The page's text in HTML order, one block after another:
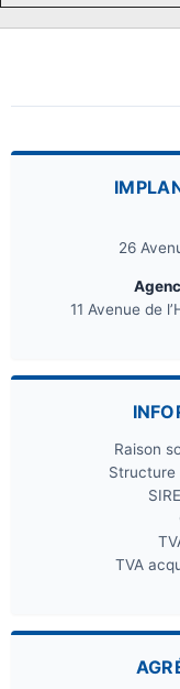
26
11 Avenue de
Raison
Structure
TVA